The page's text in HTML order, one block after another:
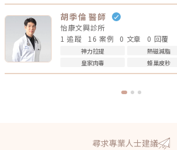
胡季倫 醫師
怡康文興診所
1 追蹤
16 案例 0 文章 0 回覆
神力拉提 熱磁減脂
皇家肉毒
蜂巢皮秒
尋求專業人士建議